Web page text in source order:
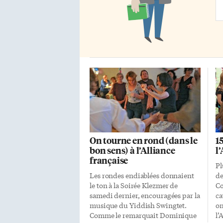
guerre de […]
On tourne en rond (dans le
bon sens) à l’Alliance
française
Les rondes endiablées donnaient
le ton à la Soirée Klezmer de
samedi dernier, encouragées par la
musique du Yiddish Swingtet.
Comme le remarquait Dominique